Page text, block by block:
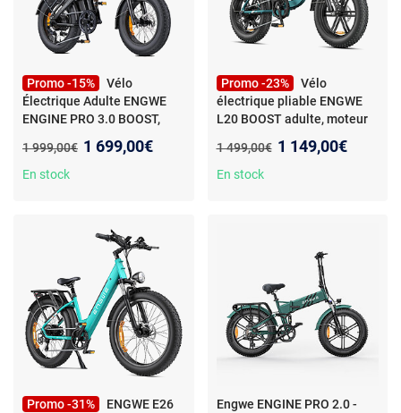
Promo -15%
Vélo
Électrique Adulte ENGWE
ENGINE PRO 3.0 BOOST,
15AH
Ancien prix :
1 999,00€ Nouveau prix :
1 699,00€
En stock
Promo -23%
Vélo
électrique pliable ENGWE
L20 BOOST adulte, moteur
Ancien prix :
1 499,00€ Nouveau prix :
1 149,00€
En stock
Promo -31%
ENGWE E26
Engwe ENGINE PRO 2.0 -